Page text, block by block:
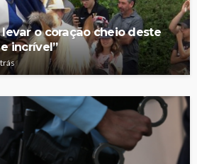
levar o coração cheio deste
incrível”